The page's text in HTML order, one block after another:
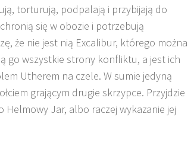
torturują, podpalają i przybijają do
się w obozie i potrzebują
że nie jest nią Excalibur, którego można
go wszystkie strony konfliktu, a jest ich
Utherem na czele. W sumie jedyną
grającym drugie skrzypce. Przyjdzie
Helmowy Jar, albo raczej wykazanie jej